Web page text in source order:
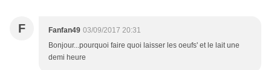
F Fanfan49 03/09/2017 20:31
Bonjour...pourquoi faire quoi laisser les oeufs' et le lait une
demi heure